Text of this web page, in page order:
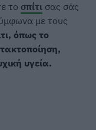
το σπίτι σας σάς
με τους
όπως το
υγεία.